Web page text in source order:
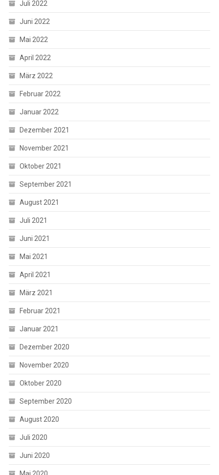
Juli 2022
Juni 2022
Mai 2022
April 2022
März 2022
Februar 2022
Januar 2022
Dezember 2021
November 2021
Oktober 2021
September 2021
August 2021
Juli 2021
Juni 2021
Mai 2021
April 2021
März 2021
Februar 2021
Januar 2021
Dezember 2020
November 2020
Oktober 2020
September 2020
August 2020
Juli 2020
Juni 2020